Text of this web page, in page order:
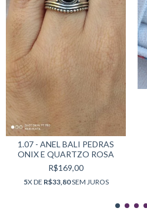
1.07 - ANEL BALI PEDRAS
ONIX E QUARTZO ROSA
R$169,00
5X DE R$33,80SEM JUROS